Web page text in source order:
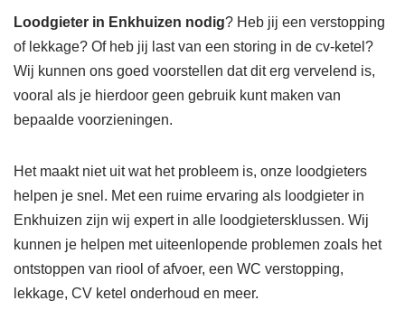
Loodgieter in Enkhuizen nodig? Heb jij een verstopping
of lekkage? Of heb jij last van een storing in de cv-ketel?
Wij kunnen ons goed voorstellen dat dit erg vervelend is,
vooral als je hierdoor geen gebruik kunt maken van
bepaalde voorzieningen.
Het maakt niet uit wat het probleem is, onze loodgieters
helpen je snel. Met een ruime ervaring als loodgieter in
Enkhuizen zijn wij expert in alle loodgietersklussen. Wij
kunnen je helpen met uiteenlopende problemen zoals het
ontstoppen van riool of afvoer, een WC verstopping,
lekkage, CV ketel onderhoud en meer.